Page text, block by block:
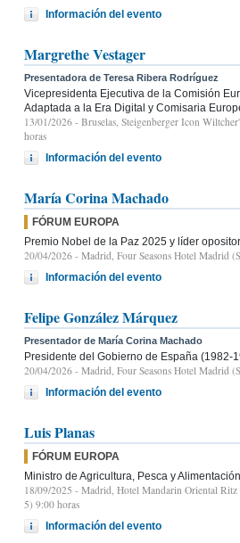
Información del evento
Margrethe Vestager
Presentadora de Teresa Ribera Rodríguez
Vicepresidenta Ejecutiva de la Comisión
Adaptada a la Era Digital y Comisaria
13/01/2026 - Bruselas, Steigenberger Icon
horas
Información del evento
María Corina Machado
FÓRUM EUROPA
Premio Nobel de la Paz 2025 y líder
20/04/2026 - Madrid, Four Seasons Hotel Madrid
Información del evento
Felipe González Márquez
Presentador de María Corina Machado
Presidente del Gobierno de España (1982-
20/04/2026 - Madrid, Four Seasons Hotel Madrid
Información del evento
Luis Planas
FÓRUM EUROPA
Ministro de Agricultura, Pesca y Alimentación
18/09/2025 - Madrid, Hotel Mandarin Oriental Ritz
5) 9:00 horas
Información del evento